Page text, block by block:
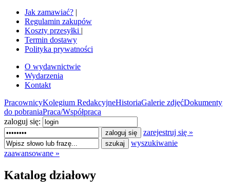
Jak zamawiać? |
Regulamin zakupów
Koszty przesyłki |
Termin dostawy
Polityka prywatności
O wydawnictwie
Wydarzenia
Kontakt
PracownicyKolegium RedakcyjneHistoriaGalerie zdjęćDokumenty
do pobraniaPraca/Współpraca
zaloguj się:
zarejestruj się »
wyszukiwanie
zaawansowane »
Katalog działowy